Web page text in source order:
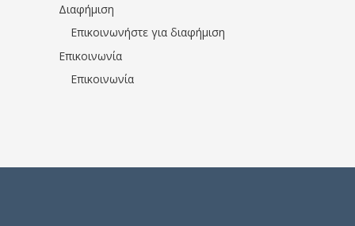
Διαφήμιση
Επικοινωνήστε για διαφήμιση
Επικοινωνία
Επικοινωνία